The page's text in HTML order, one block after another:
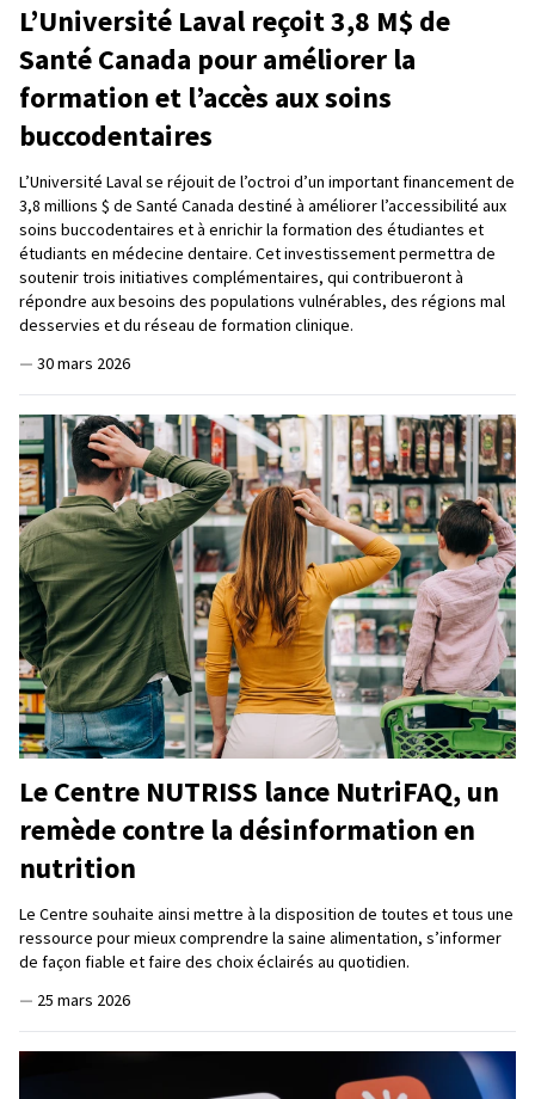
L’Université Laval reçoit 3,8 M$ de
Santé Canada pour améliorer la
formation et l’accès aux soins
buccodentaires
L’Université Laval se réjouit de l’octroi d’un important financement de
3,8 millions $ de Santé Canada destiné à améliorer l’accessibilité aux
soins buccodentaires et à enrichir la formation des étudiantes et
étudiants en médecine dentaire. Cet investissement permettra de
soutenir trois initiatives complémentaires, qui contribueront à
répondre aux besoins des populations vulnérables, des régions mal
desservies et du réseau de formation clinique.
— 30 mars 2026
Le Centre NUTRISS lance NutriFAQ, un
remède contre la désinformation en
nutrition
Le Centre souhaite ainsi mettre à la disposition de toutes et tous une
ressource pour mieux comprendre la saine alimentation, s’informer
de façon fiable et faire des choix éclairés au quotidien.
— 25 mars 2026